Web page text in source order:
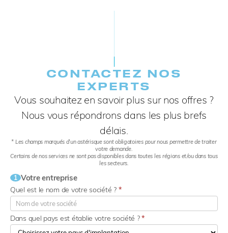
CONTACTEZ NOS
EXPERTS​
Vous souhaitez en savoir plus sur nos offres ?
Nous vous répondrons dans les plus brefs
délais.
* Les champs marqués d’un astérisque sont obligatoires pour nous permettre de traiter
votre demande.
Certains de nos services ne sont pas disponibles dans toutes les régions et/ou dans tous
les secteurs.
1 Votre entreprise
Quel est le nom de votre société ? *
Dans quel pays est établie votre société ?*